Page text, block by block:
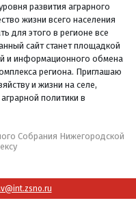
развития аграрного
жизни всего населения
для этого в регионе все
сайт станет площадкой
и информационного обмена
региона. Приглашаю
и жизни на селе,
политики в
Собрания Нижегородской